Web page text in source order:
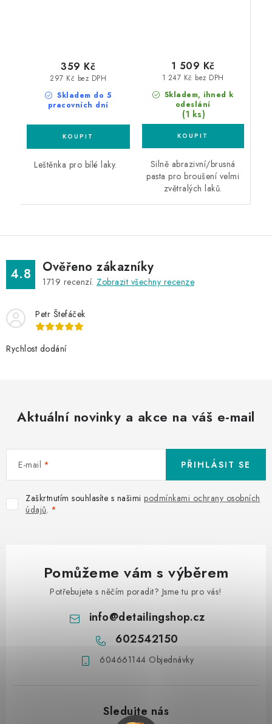
Skladem do 5
pracovních dní
297 Kč bez DPH
359 Kč
Leštěnka pro bílé laky.
Skladem, ihned k
odeslání
(1 ks)
1 247 Kč bez DPH
1 509 Kč
Silně abrazivní/brusná
pasta pro broušení velmi
zvětralých laků.
4.8 Ověřeno zákazníky
1719 recenzí. Zobrazit všechny recenze
Petr Štefáček
Rychlost dodání
Aktuální novinky a akce na váš e-mail
E-mail
Zaškrtnutím souhlasíte s našimi podmínkami ochrany osobních
údajů.
PŘIHLÁSIT SE
Pomůžeme vám s výběrem
Potřebujete s něčím poradit? Jsme tu pro vás!
info@detailingshop.cz
602542150
604661144 Objednávky